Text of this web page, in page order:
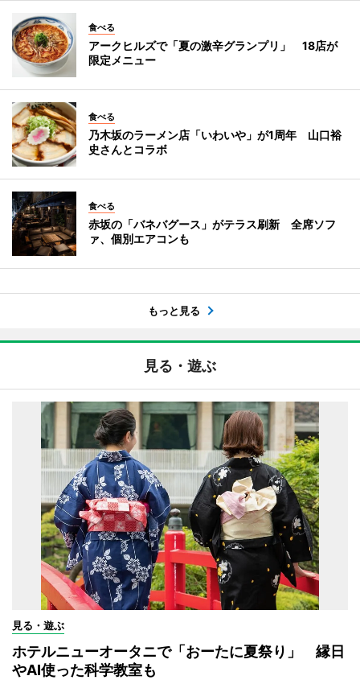
食べる
アークヒルズで「夏の激辛グランプリ」 18店が
限定メニュー
食べる
乃木坂のラーメン店「いわいや」が1周年 山口裕
史さんとコラボ
食べる
赤坂の「バネバグース」がテラス刷新 全席ソフ
ァ、個別エアコンも
もっと見る
見る・遊ぶ
見る・遊ぶ
ホテルニューオータニで「おーたに夏祭り」 縁日
やAI使った科学教室も